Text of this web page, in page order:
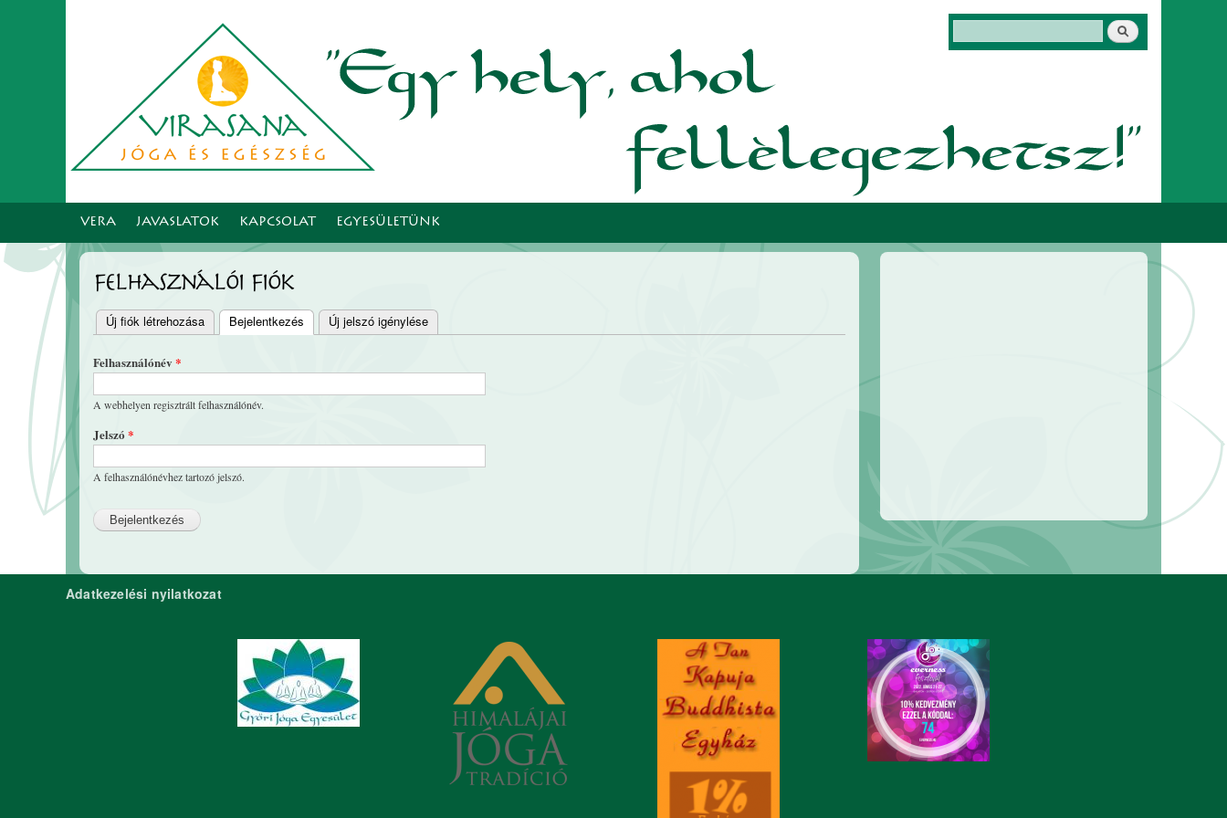
Keresés
VERA JAVASLATOK KAPCSOLAT EGYESÜLETÜNK
Felhasználói fiók
Elsődleges fülek
Új fiók létrehozása Bejelentkezés (aktív fül)
Új jelszó igénylése
Felhasználónév *
A webhelyen regisztrált felhasználónév.
Jelszó *
A felhasználónévhez tartozó jelszó.
Adatkezelési nyilatkozat